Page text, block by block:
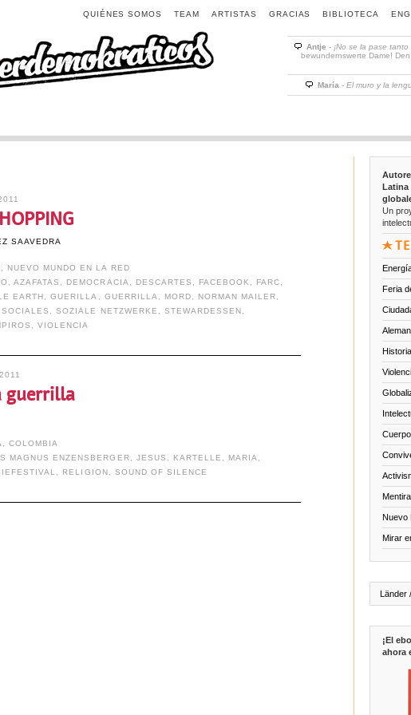
BIBLIOTECA
GRACIAS
ARTISTAS
TEAM
QUIÉNES SOMOS
Antje - ¡No se la pase
bewundernswerte Dame!
María - El muro y la
SAAVEDRA
NUEVO MUNDO EN LA RED
,AZAFATAS DEMOCRACIA DESCARTES FACEBOOK FARC
EARTH ,GUERILLA GUERRILLA MORD NORMAN MAILER
,SOZIALE NETZWERKE STEWARDESSEN
,VIOLENCIA
guerrilla
,COLOMBIA
MAGNUS ENZENSBERGER JESUS KARTELLE MARIA
RELIGION SOUND OF SILENCE
Latina
Un
Feria
Historia
Cuerpo
Mentira
Nuevo
Mirar
¡El
ahora